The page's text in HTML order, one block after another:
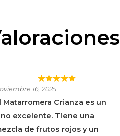
CAVA REFRESCANTE
CON BURBUJAS FINAS.
16, 2025
Matarromera Crianza es un
excelente. Tiene una
de frutos rojos y un